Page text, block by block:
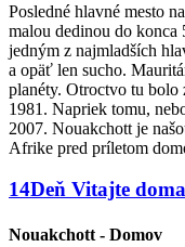
Posledné hlavné mesto
malou dedinou do konca
jedným z najmladších
a opäť len sucho.
planéty. Otroctvo tu bolo
1981. Napriek tomu,
2007. Nouakchott je
Afrike pred príletom
14Deň Vitajte
Nouakchott - Domov